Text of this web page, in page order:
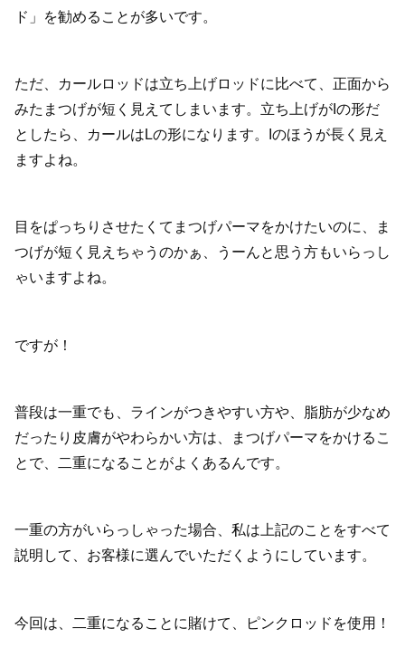
ド」を勧めることが多いです。
ただ、カールロッドは立ち上げロッドに比べて、正面から
みたまつげが短く見えてしまいます。立ち上げがIの形だ
としたら、カールはLの形になります。Iのほうが長く見え
ますよね。
目をぱっちりさせたくてまつげパーマをかけたいのに、ま
つげが短く見えちゃうのかぁ、うーんと思う方もいらっし
ゃいますよね。
ですが！
普段は一重でも、ラインがつきやすい方や、脂肪が少なめ
だったり皮膚がやわらかい方は、まつげパーマをかけるこ
とで、二重になることがよくあるんです。
一重の方がいらっしゃった場合、私は上記のことをすべて
説明して、お客様に選んでいただくようにしています。
今回は、二重になることに賭けて、ピンクロッドを使用！